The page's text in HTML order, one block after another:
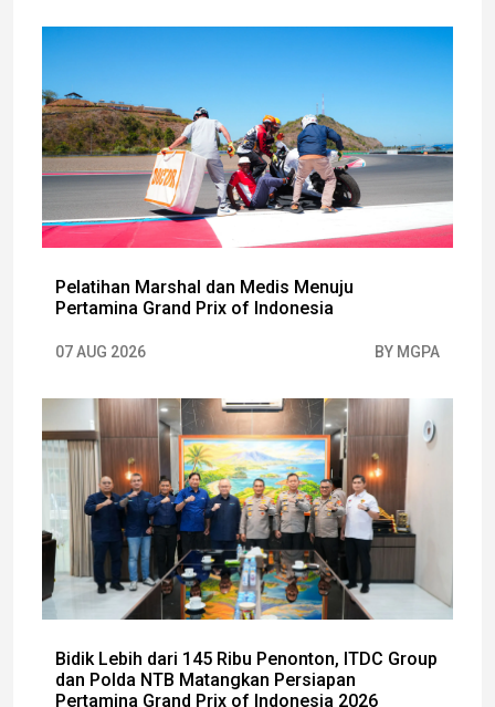
Pelatihan Marshal dan Medis Menuju
Pertamina Grand Prix of Indonesia
07 AUG 2026 BY MGPA
Bidik Lebih dari 145 Ribu Penonton, ITDC Group
dan Polda NTB Matangkan Persiapan
Pertamina Grand Prix of Indonesia 2026